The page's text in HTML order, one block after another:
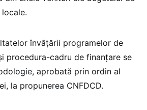
învățării programelor de
procedura-cadru de finanțare se
aprobată prin ordin al
la propunerea CNFDCD.